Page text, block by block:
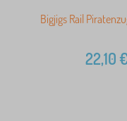
Bigjigs Rail
22,10